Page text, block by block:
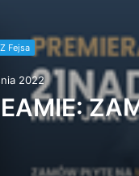
2022
vol.2